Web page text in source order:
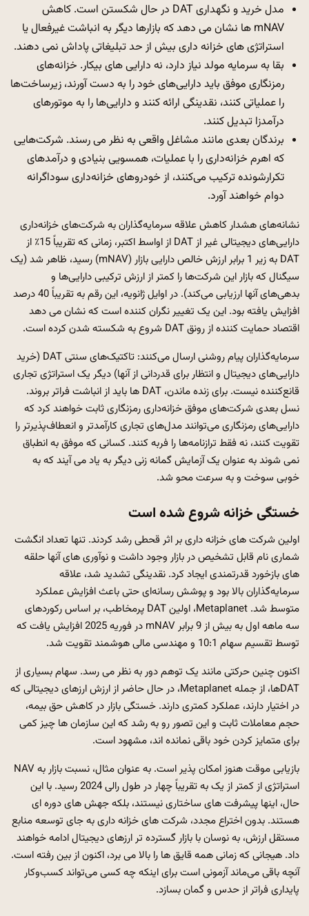
مدل خرید و نگهداری DAT در حال شکستن است. کاهش
mNAV ها نشان می دهد که بازارها دیگر به انباشت غیرفعال یا
استراتژی های خزانه داری بیش از حد تبلیغاتی پاداش نمی دهند.
بقا به سرمایه مولد نیاز دارد، نه دارایی های بیکار. خزانه‌های
رمزنگاری موفق باید دارایی‌های خود را به دست آورند، زیرساخت‌ها
را عملیاتی کنند، نقدینگی ارائه کنند و دارایی‌ها را به موتورهای
درآمدزا تبدیل کنند.
برندگان بعدی مانند مشاغل واقعی به نظر می رسند. شرکت‌هایی
که اهرم خزانه‌داری را با عملیات، همسویی بنیادی و درآمدهای
تکرارشونده ترکیب می‌کنند، از خودروهای خزانه‌داری سوداگرانه
دوام خواهند آورد.
نشانه‌های هشدار کاهش علاقه سرمایه‌گذاران به شرکت‌های خزانه‌داری
دارایی‌های دیجیتالی غیر از DAT از اواسط اکتبر، زمانی که تقریباً 15٪ از
DAT به زیر 1 برابر ارزش خالص دارایی بازار (mNAV) رسید، ظاهر شد (یک
سیگنال که بازار این شرکت‌ها را کمتر از ارزش ترکیبی دارایی‌ها و
بدهی‌های آنها ارزیابی می‌کند). در اوایل ژانویه، این رقم به تقریباً 40 درصد
افزایش یافته بود. این یک تغییر نگران کننده است که نشان می دهد
اقتصاد حمایت کننده از رونق DAT شروع به شکسته شدن کرده است.
سرمایه‌گذاران پیام روشنی ارسال می‌کنند: تاکتیک‌های سنتی DAT (خرید
دارایی‌های دیجیتال و انتظار برای قدردانی از آنها) دیگر یک استراتژی تجاری
قانع‌کننده نیست. برای زنده ماندن، DAT ها باید از انباشت فراتر بروند.
نسل بعدی شرکت‌های موفق خزانه‌داری رمزنگاری ثابت خواهند کرد که
دارایی‌های رمزنگاری می‌توانند مدل‌های تجاری کارآمدتر و انعطاف‌پذیرتر را
تقویت کنند، نه فقط ترازنامه‌ها را فربه کنند. کسانی که موفق به انطباق
نمی شوند به عنوان یک آزمایش گمانه زنی دیگر به یاد می آیند که به
خوبی سوخت و به سرعت محو شد.
خستگی خزانه شروع شده است
اولین شرکت های خزانه داری بر اثر قحطی رشد کردند. تنها تعداد انگشت
شماری نام قابل تشخیص در بازار وجود داشت و نوآوری های آنها حلقه
های بازخورد قدرتمندی ایجاد کرد. نقدینگی تشدید شد، علاقه
سرمایه‌گذاران بالا بود و پوشش رسانه‌ای حتی باعث افزایش عملکرد
متوسط ​​شد. Metaplanet، اولین DAT پرمخاطب، بر اساس رکوردهای
سه ماهه اول به بیش از 9 برابر mNAV در فوریه 2025 افزایش یافت که
توسط تقسیم سهام 10:1 و مهندسی مالی هوشمند تقویت شد.
اکنون چنین حرکتی مانند یک توهم دور به نظر می رسد. سهام بسیاری از
DATها، از جمله Metaplanet، در حال حاضر از ارزش ارزهای دیجیتالی که
در اختیار دارند، عملکرد کمتری دارند. خستگی بازار در کاهش حق بیمه،
حجم معاملات ثابت و این تصور رو به رشد که این سازمان ها چیز کمی
برای متمایز کردن خود باقی نمانده اند، مشهود است.
بازیابی موقت هنوز امکان پذیر است. به عنوان مثال، نسبت بازار به NAV
استراتژی از کمتر از یک به تقریباً چهار در طول رالی 2024 رسید. با این
حال، اینها پیشرفت های ساختاری نیستند، بلکه جهش های دوره ای
هستند. بدون اختراع مجدد، شرکت های خزانه داری به جای توسعه منابع
مستقل ارزش، به نوسان با بازار گسترده تر ارزهای دیجیتال ادامه خواهند
داد. هیجانی که زمانی همه قایق ها را بالا می برد، اکنون از بین رفته است.
آنچه باقی می‌ماند آزمونی است برای اینکه چه کسی می‌تواند کسب‌وکار
پایداری فراتر از حدس و گمان بسازد.